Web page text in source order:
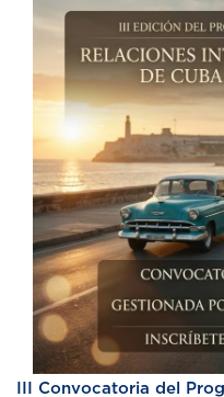
III Convocatoria del